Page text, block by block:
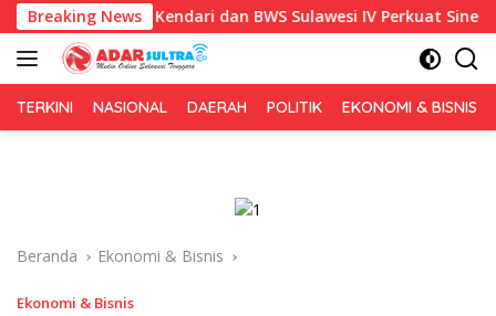
Langsung
ke
konten
Breaking News
Kendari dan BWS Sulawesi IV Perkuat Sinergi Jaga
TERKINI NASIONAL DAERAH POLITIK EKONOMI & BISNIS
Beranda Ekonomi & Bisnis
Ekonomi & Bisnis